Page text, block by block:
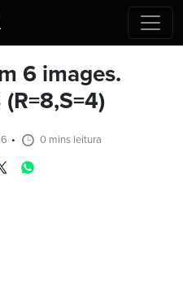
6 images.
0 mins leitura